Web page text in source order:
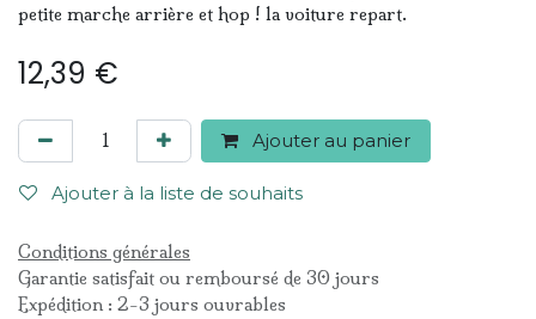
petite marche arrière et hop ! la voiture repart.
12,39 €
Ajouter au panier
Ajouter à la liste de souhaits
Conditions générales
Garantie satisfait ou remboursé de 30 jours
Expédition : 2-3 jours ouvrables